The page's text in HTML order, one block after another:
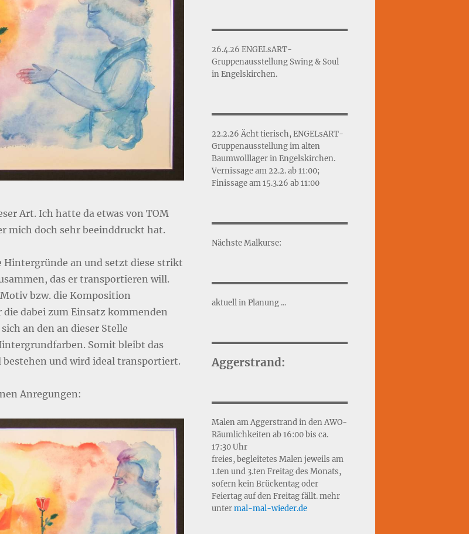
Art. Ich hatte da etwas von TOM
mich doch sehr beeinddruckt hat.
Hintergründe an und setzt diese strikt
das er transportieren will.
bzw. die Komposition
die dabei zum Einsatz kommenden
an den an dieser Stelle
Somit bleibt das
bestehen und wird ideal transportiert.
Anregungen:
26.4.26 ENGELsART-
Gruppenausstellung Swing & Soul
in Engelskirchen.
22.2.26 Ächt tierisch, ENGELsART-
Gruppenausstellung im alten
Baumwolllager in Engelskirchen.
Vernissage am 22.2. ab 11:00;
Finissage am 15.3.26 ab 11:00
Nächste Malkurse:
aktuell in Planung ...
Aggerstrand:
Malen am Aggerstrand in den AWO-
Räumlichkeiten ab 16:00 bis ca.
17:30 Uhr
freies, begleitetes Malen jeweils am
1.ten und 3.ten Freitag des Monats,
sofern kein Brückentag oder
Feiertag auf den Freitag fällt. mehr
untermal-mal-wieder.de